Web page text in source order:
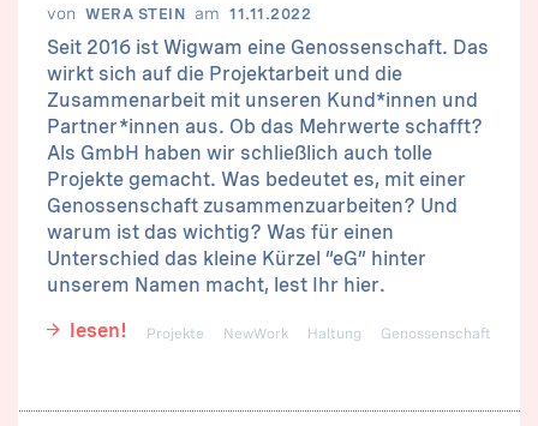
von WERA STEIN am 11.11.2022
Seit 2016 ist Wigwam eine Genossenschaft. Das
wirkt sich auf die Projektarbeit und die
Zusammenarbeit mit unseren Kund*innen und
Partner*innen aus. Ob das Mehrwerte schafft?
Als GmbH haben wir schließlich auch tolle
Projekte gemacht. Was bedeutet es, mit einer
Genossenschaft zusammenzuarbeiten? Und
warum ist das wichtig? Was für einen
Unterschied das kleine Kürzel “eG” hinter
unserem Namen macht, lest Ihr hier.
lesen!
Genossenschaft
Haltung
NewWork
Projekte